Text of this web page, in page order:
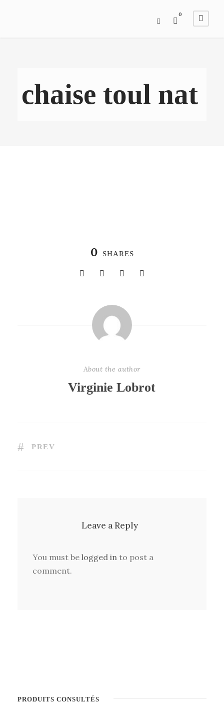
0
chaise toul nat
0 SHARES
About the author
Virginie Lobrot
PREV
Leave a Reply
You must be logged in to post a
comment.
PRODUITS CONSULTÉS